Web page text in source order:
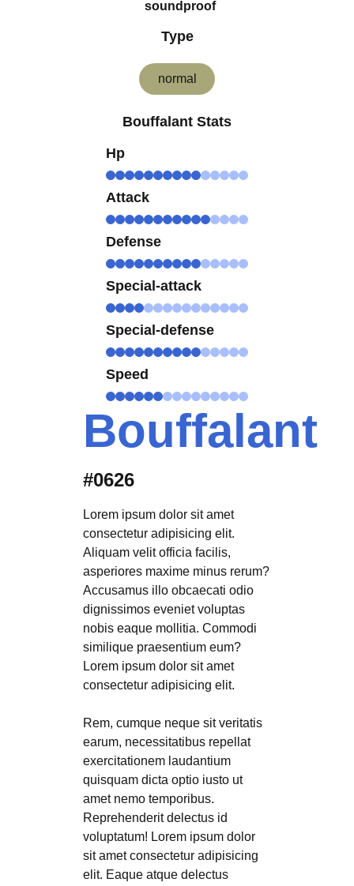
soundproof
Type
normal
Bouffalant Stats
Hp
Attack
Defense
Special-attack
Special-defense
Speed
Bouffalant
#0626
Lorem ipsum dolor sit amet
consectetur adipisicing elit.
Aliquam velit officia facilis,
asperiores maxime minus rerum?
Accusamus illo obcaecati odio
dignissimos eveniet voluptas
nobis eaque mollitia. Commodi
similique praesentium eum?
Lorem ipsum dolor sit amet
consectetur adipisicing elit.
Rem, cumque neque sit veritatis
earum, necessitatibus repellat
exercitationem laudantium
quisquam dicta optio iusto ut
amet nemo temporibus.
Reprehenderit delectus id
voluptatum! Lorem ipsum dolor
sit amet consectetur adipisicing
elit. Eaque atque delectus